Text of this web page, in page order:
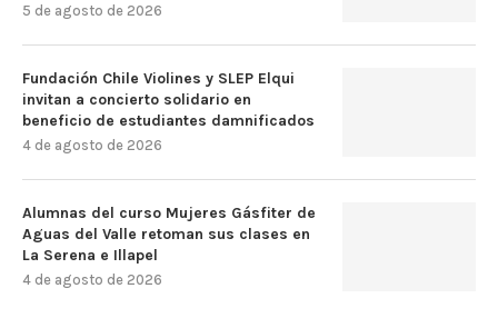
5 de agosto de 2026
Fundación Chile Violines y SLEP Elqui
invitan a concierto solidario en
beneficio de estudiantes damnificados
4 de agosto de 2026
Alumnas del curso Mujeres Gásfiter de
Aguas del Valle retoman sus clases en
La Serena e Illapel
4 de agosto de 2026